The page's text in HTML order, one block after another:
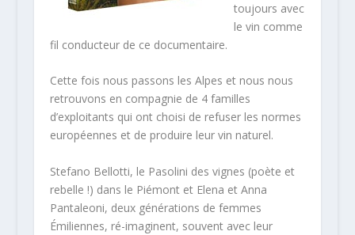
toujours avec
le vin comme
fil conducteur de ce documentaire.
Cette fois nous passons les Alpes et nous nous
retrouvons en compagnie de 4 familles
d’exploitants qui ont choisi de refuser les normes
européennes et de produire leur vin naturel.
Stefano Bellotti, le Pasolini des vignes (poète et
rebelle !) dans le Piémont et Elena et Anna
Pantaleoni, deux générations de femmes
Émiliennes, ré-imaginent, souvent avec leur